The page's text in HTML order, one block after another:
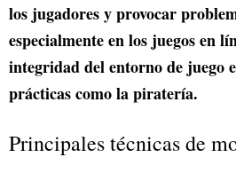
los jugadores y provocar
especialmente en los juegos en
integridad del entorno de juego
prácticas como la piratería.
Principales técnicas de